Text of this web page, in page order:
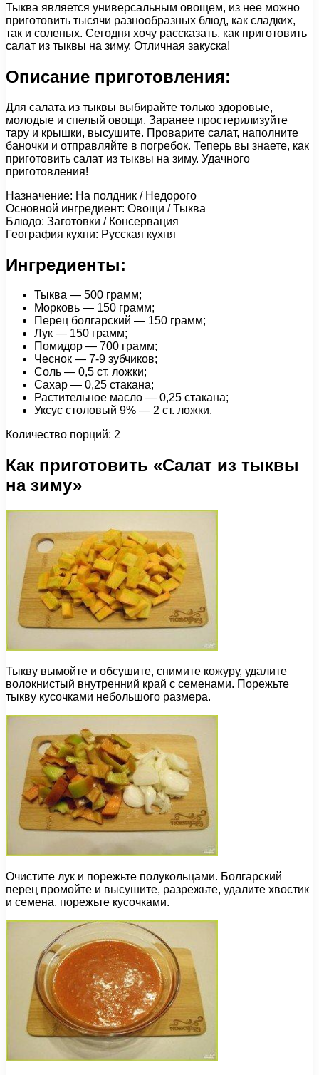
Тыква является универсальным овощем, из нее можно
приготовить тысячи разнообразных блюд, как сладких,
так и соленых. Сегодня хочу рассказать, как приготовить
салат из тыквы на зиму. Отличная закуска!
Описание приготовления:
Для салата из тыквы выбирайте только здоровые,
молодые и спелый овощи. Заранее простерилизуйте
тару и крышки, высушите. Проварите салат, наполните
баночки и отправляйте в погребок. Теперь вы знаете, как
приготовить салат из тыквы на зиму. Удачного
приготовления!
Назначение: На полдник / Недорого
Основной ингредиент: Овощи / Тыква
Блюдо: Заготовки / Консервация
География кухни: Русская кухня
Ингредиенты:
Тыква — 500 грамм;
Морковь — 150 грамм;
Перец болгарский — 150 грамм;
Лук — 150 грамм;
Помидор — 700 грамм;
Чеснок — 7-9 зубчиков;
Соль — 0,5 ст. ложки;
Сахар — 0,25 стакана;
Растительное масло — 0,25 стакана;
Уксус столовый 9% — 2 ст. ложки.
Количество порций: 2
Как приготовить «Салат из тыквы
на зиму»
Тыкву вымойте и обсушите, снимите кожуру, удалите
волокнистый внутренний край с семенами. Порежьте
тыкву кусочками небольшого размера.
Очистите лук и порежьте полукольцами. Болгарский
перец промойте и высушите, разрежьте, удалите хвостик
и семена, порежьте кусочками.